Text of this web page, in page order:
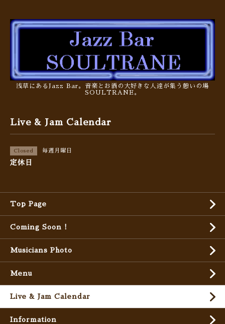
浅草にあるJazz Bar。音楽とお酒の大好きな人達が集う憩いの場
SOULTRANE。
Live & Jam Calendar
Closed 毎週月曜日
定休日
Top Page
Coming Soon !
Musicians Photo
Menu
Live & Jam Calendar
Information